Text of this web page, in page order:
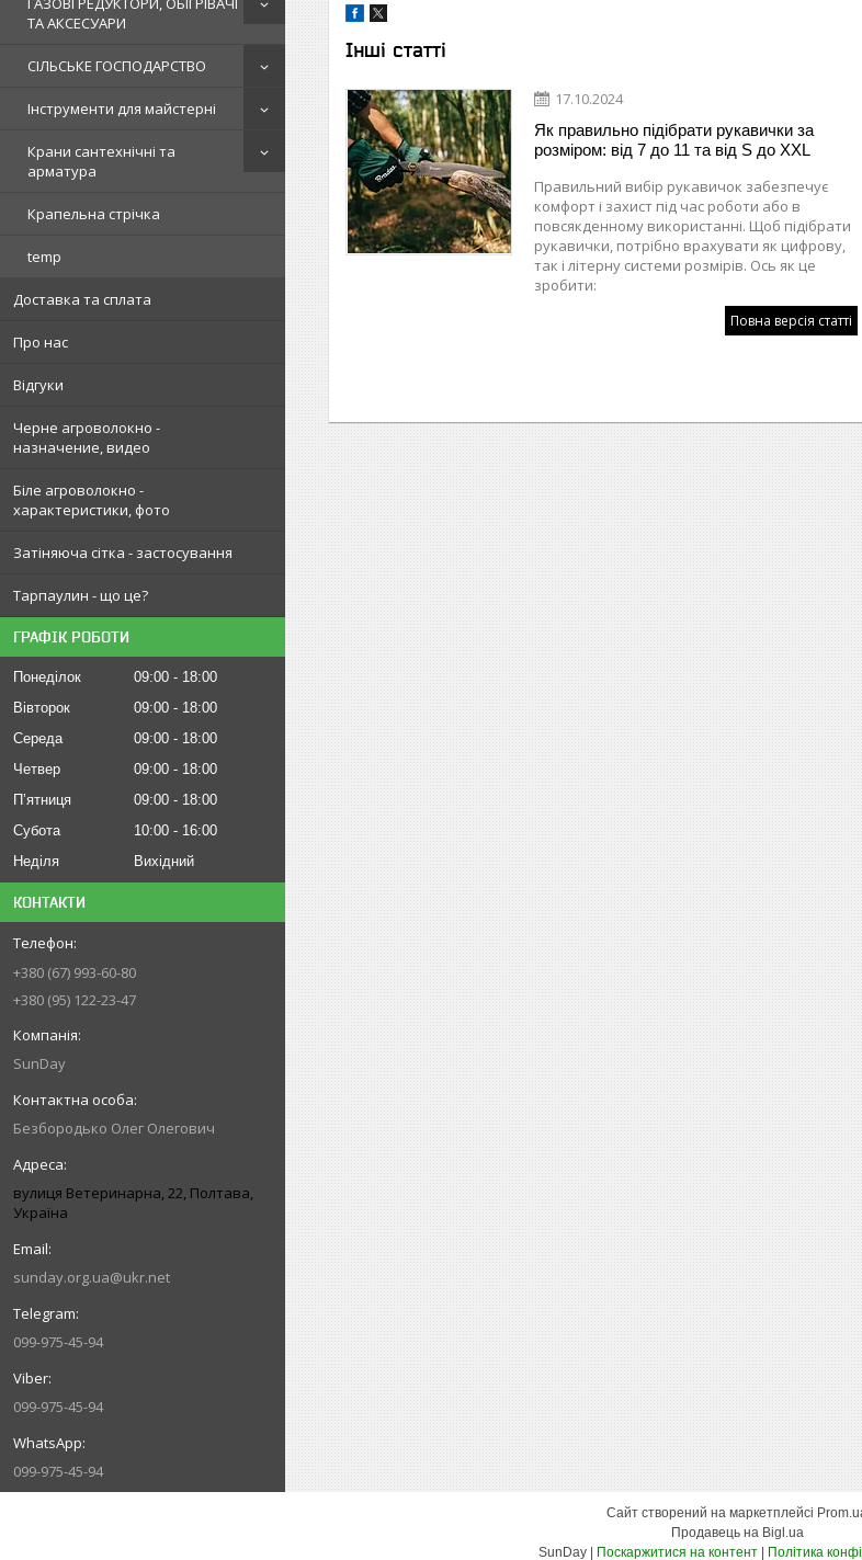
ТА АКСЕСУАРИ
СІЛЬСЬКЕ ГОСПОДАРСТВО
Інструменти для майстерні
Крани сантехнічні та
арматура
Крапельна стрічка
temp
Доставка та сплата
Про нас
Відгуки
Черне агроволокно -
назначение, видео
Біле агроволокно -
характеристики, фото
Затіняюча сітка - застосування
Тарпаулин - що це?
ГРАФІК РОБОТИ
Понеділок 09:00
18:00
Вівторок
09:00
18:00
Середа
09:00
18:00
Четвер
09:00
18:00
Пʼятниця
09:00
18:00
Субота
10:00
16:00
Неділя
Вихідний
КОНТАКТИ
+380 (67) 993-60-80
+380 (95) 122-23-47
SunDay
Безбородько Олег Олегович
вулиця Ветеринарна, 22, Полтава,
Україна
sunday.org.ua@ukr.net
099-975-45-94
099-975-45-94
099-975-45-94
Інші статті
17.10.2024
Як правильно підібрати рукавички за
розміром: від 7 до 11 та від S до XXL
Правильний вибір рукавичок забезпечує
комфорт і захист під час роботи або в
повсякденному використанні. Щоб підібрати
рукавички, потрібно врахувати як цифрову,
так і літерну системи розмірів. Ось як це
зробити:
Повна версія статті
Сайт створений на маркетплейсі
Продавець на Bigl.ua
Поскаржитися на контент Політика